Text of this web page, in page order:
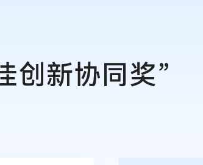
创新协同奖”